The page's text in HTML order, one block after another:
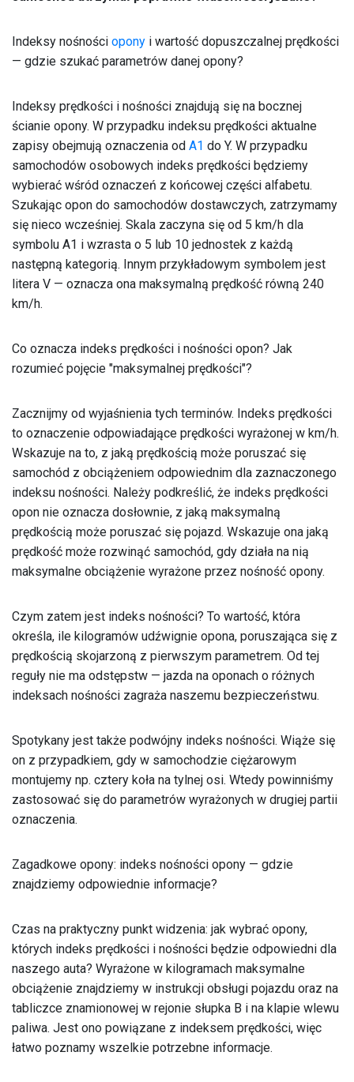
Indeksy nośności opony i wartość dopuszczalnej prędkości
— gdzie szukać parametrów danej opony?
Indeksy prędkości i nośności znajdują się na bocznej
ścianie opony. W przypadku indeksu prędkości aktualne
zapisy obejmują oznaczenia od A1 do Y. W przypadku
samochodów osobowych indeks prędkości będziemy
wybierać wśród oznaczeń z końcowej części alfabetu.
Szukając opon do samochodów dostawczych, zatrzymamy
się nieco wcześniej. Skala zaczyna się od 5 km/h dla
symbolu A1 i wzrasta o 5 lub 10 jednostek z każdą
następną kategorią. Innym przykładowym symbolem jest
litera V — oznacza ona maksymalną prędkość równą 240
km/h.
Co oznacza indeks prędkości i nośności opon? Jak
rozumieć pojęcie "maksymalnej prędkości"?
Zacznijmy od wyjaśnienia tych terminów. Indeks prędkości
to oznaczenie odpowiadające prędkości wyrażonej w km/h.
Wskazuje na to, z jaką prędkością może poruszać się
samochód z obciążeniem odpowiednim dla zaznaczonego
indeksu nośności. Należy podkreślić, że indeks prędkości
opon nie oznacza dosłownie, z jaką maksymalną
prędkością może poruszać się pojazd. Wskazuje ona jaką
prędkość może rozwinąć samochód, gdy działa na nią
maksymalne obciążenie wyrażone przez nośność opony.
Czym zatem jest indeks nośności? To wartość, która
określa, ile kilogramów udźwignie opona, poruszająca się z
prędkością skojarzoną z pierwszym parametrem. Od tej
reguły nie ma odstępstw — jazda na oponach o różnych
indeksach nośności zagraża naszemu bezpieczeństwu.
Spotykany jest także podwójny indeks nośności. Wiąże się
on z przypadkiem, gdy w samochodzie ciężarowym
montujemy np. cztery koła na tylnej osi. Wtedy powinniśmy
zastosować się do parametrów wyrażonych w drugiej partii
oznaczenia.
Zagadkowe opony: indeks nośności opony — gdzie
znajdziemy odpowiednie informacje?
Czas na praktyczny punkt widzenia: jak wybrać opony,
których indeks prędkości i nośności będzie odpowiedni dla
naszego auta? Wyrażone w kilogramach maksymalne
obciążenie znajdziemy w instrukcji obsługi pojazdu oraz na
tabliczce znamionowej w rejonie słupka B i na klapie wlewu
paliwa. Jest ono powiązane z indeksem prędkości, więc
łatwo poznamy wszelkie potrzebne informacje.